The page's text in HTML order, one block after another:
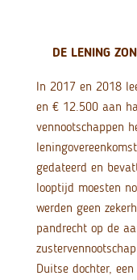
DE LENING
In 2017 en 2018
en € 12.500 aan
vennootschappen
gedateerd en
looptijd moesten
werden geen
pandrecht op de
Duitse dochter,